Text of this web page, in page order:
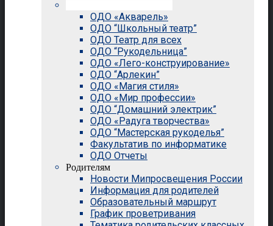
ОДО «Акварель»
ОДО “Школьный театр”
ОДО Театр для всех
ОДО “Рукодельница”
ОДО «Лего-конструирование»
ОДО “Арлекин”
ОДО «Магия стиля»
ОДО «Мир профессии»
ОДО “Домашний электрик”
ОДО «Радуга творчества»
ОДО “Мастерская рукоделья”
Факультатив по информатике
ОДО Отчеты
Родителям
Новости Мипросвещения России
Информация для родителей
Образовательный маршрут
График проветривания